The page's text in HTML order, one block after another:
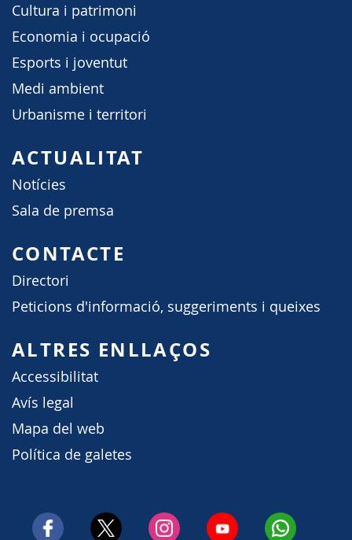
Cultura i patrimoni
Economia i ocupació
Esports i joventut
Medi ambient
Urbanisme i territori
ACTUALITAT
Notícies
Sala de premsa
CONTACTE
Directori
Peticions d'informació, suggeriments i queixes
ALTRES ENLLAÇOS
Accessibilitat
Avís legal
Mapa del web
Política de galetes